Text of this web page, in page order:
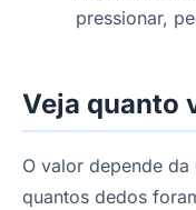
pressionar,
Veja quanto
O valor depende
quantos dedos